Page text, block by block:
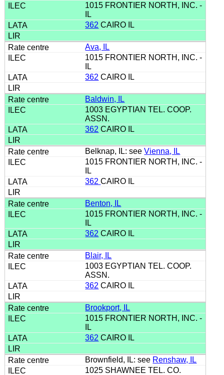
1015 FRONTIER NORTH, INC. -
IL
362 CAIRO IL
Ava, IL
1015 FRONTIER NORTH, INC. -
IL
362 CAIRO IL
Baldwin, IL
1003 EGYPTIAN TEL. COOP.
ASSN.
362 CAIRO IL
Belknap, IL: seeVienna, IL
1015 FRONTIER NORTH, INC. -
IL
362CAIRO IL
Benton, IL
1015 FRONTIER NORTH, INC. -
IL
362 CAIRO IL
Blair, IL
1003 EGYPTIAN TEL. COOP.
ASSN.
362 CAIRO IL
Brookport, IL
1015 FRONTIER NORTH, INC. -
IL
362 CAIRO IL
Brownfield, IL: see Renshaw, IL
1025 SHAWNEE TEL. CO.